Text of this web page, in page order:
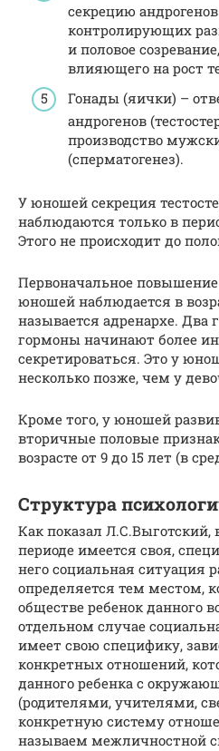
секрецию
контролирующих
и половое
влияющего на рост
Гонады (яички) –
андрогенов
производство
(сперматогенез).
У юношей секреция
наблюдаются только в
Этого не происходит до
Первоначальное
юношей наблюдается в
называется адренархе. Два
гормоны начинают более
секретироваться. Это у
несколько позже, чем у
Кроме того, у юношей
вторичные половые
возрасте от 9 до 15 лет (в
Структура
Как показал
периоде имеется своя,
него социальная ситуация
определяется тем местом,
обществе ребенок данного
отдельном случае
имеет свою специфику,
конкретных отношений,
данного ребенка с
(родителями, учителями,
конкретную систему
называем межличностной